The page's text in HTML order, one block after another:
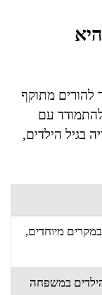
להורים מתוקף
עם
בגיל הילדים,
הקצבה נמשך עד גיל 18; במקרים מיוחדים,
במשפחה